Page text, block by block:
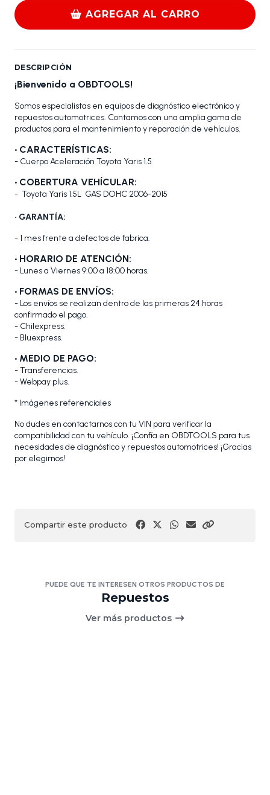
AGREGAR AL CARRO
DESCRIPCIÓN
¡Bienvenido a OBDTOOLS!
Somos especialistas en equipos de diagnóstico electrónico y
repuestos automotrices. Contamos con una amplia gama de
productos para el mantenimiento y reparación de vehículos.
• CARACTERÍSTICAS:
- Cuerpo Aceleración Toyota Yaris 1.5
• COBERTURA VEHÍCULAR:
- Toyota Yaris 1.5L GAS DOHC 2006-2015
• GARANTÍA:
- 1 mes frente a defectos de fabrica.
• HORARIO DE ATENCIÓN:
- Lunes a Viernes 9:00 a 18:00 horas.
• FORMAS DE ENVÍOS:
- Los envíos se realizan dentro de las primeras 24 horas
confirmado el pago.
- Chilexpress.
- Bluexpress.
• MEDIO DE PAGO:
- Transferencias.
- Webpay plus.
* Imágenes referenciales
No dudes en contactarnos con tu VIN para verificar la
compatibilidad con tu vehículo. ¡Confía en OBDTOOLS para tus
necesidades de diagnóstico y repuestos automotrices! ¡Gracias
por elegirnos!
Compartir este producto
PUEDE QUE TE INTERESEN OTROS PRODUCTOS DE
Repuestos
Ver más productos